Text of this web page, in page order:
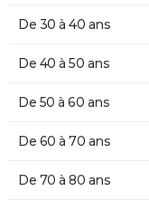
De 30 à 40 ans
De 40 à 50 ans
De 50 à 60 ans
De 60 à 70 ans
De 70 à 80 ans